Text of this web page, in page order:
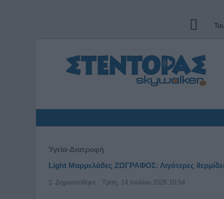
Υγεία-Διατροφή
​​​​​​​Light Μαρμελάδες ΖΩΓΡΑΦΟΣ: Λιγότερες
Δημοσιεύθηκε : Τρίτη, 14 Ιουλίου 2026 10:54